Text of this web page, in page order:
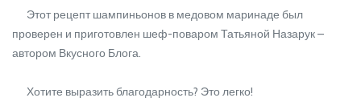
Этот рецепт шампиньонов в медовом маринаде был
проверен и приготовлен шеф-поваром Татьяной Назарук –
автором Вкусного Блога.
Хотите выразить благодарность? Это легко!